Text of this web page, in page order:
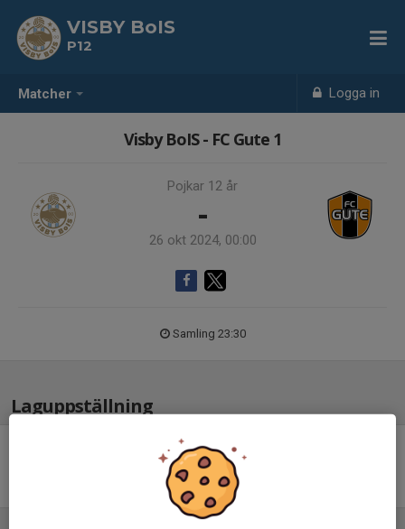
Matcher Logga in
VISBY BoIS
P12
Visby BoIS - FC Gute 1
Pojkar 12 år
-
26 okt 2024, 00:00
Samling 23:30
Laguppställning
Ingen uppställning ifylld